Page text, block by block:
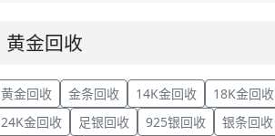
黄金回收
黄金回收 金条回收 14K金回收
18K金回收
24K金回收
足银回收 925银回收
银条回收